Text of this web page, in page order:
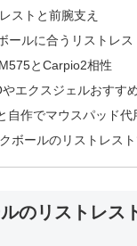
ストと前腕支え
ールに合うリストレス
とCarpio2相性
エクスジェルおすす
自作でマウスパッド代
ボールのリストレス
のリストレス